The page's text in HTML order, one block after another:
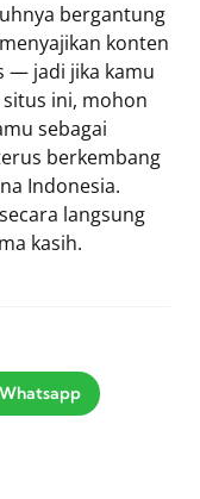
bergantung
konten
— jadi jika kamu
ini, mohon
sebagai
berkembang
Indonesia.
langsung
kasih.
Whatsapp